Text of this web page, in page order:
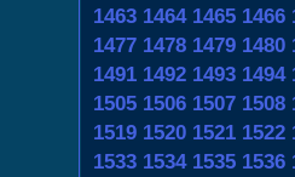
1463 1464 1465 1466
1477 1478 1479 1480
1491 1492 1493 1494
1505 1506 1507 1508
1519 1520 1521 1522
1533 1534 1535 1536